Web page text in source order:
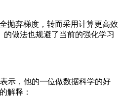
抛弃梯度，转而采用计算更高效
做法也规避了当前的强化学习
示，他的一位做数据科学的好
解释：